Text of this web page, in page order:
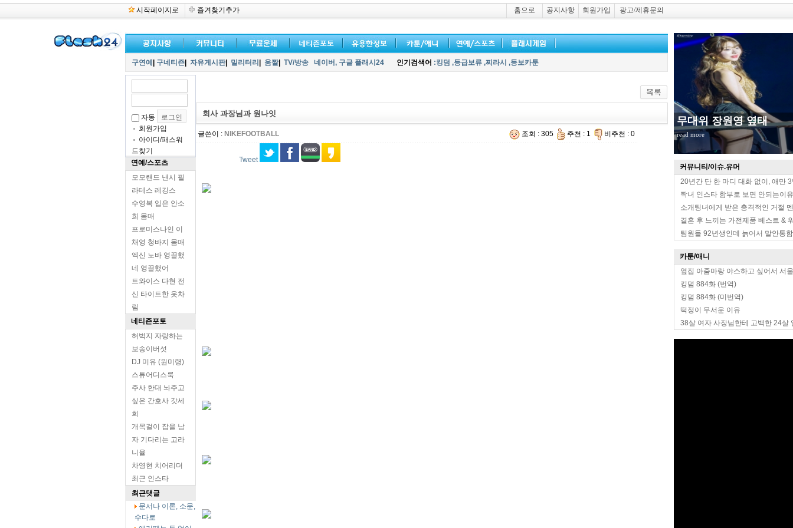
시작페이지로 즐겨찾기추가 홈으로 공지사항 회원가입 광고/제휴문의
무대위 장원영 옆태
read more
커뮤니티/이슈.유머
20년간 단 한 마디 대화 없이, 애만
짝녀 인스타 함부로 보면 안되는이유
소개팅녀에게 받은 충격적인 거절
결혼 후 느끼는 가전제품 베스트 &
팀원들 92년생인데 늙어서 말안통
카툰/애니
옆집 아줌마랑 야스하고 싶어서 서
킹덤 884화 (번역)
킹덤 884화 (미번역)
떡정이 무서운 이유
38살 여자 사장님한테 고백한 24살
구연예 구네티즌 자유게시판| 밀리터리 움짤| TV/방송 네이버, 구글 플래시24 인기검색어 :킹덤 ,등급보류 ,찌라시 ,등보카툰
자동
회원가입
아이디/패스워
드찾기
연예/스포츠
모모랜드 낸시 필
라테스 레깅스
수영복 입은 안소
희 몸매
프로미스나인 이
채영 청바지 몸매
엑신 노바 영끌했
네 영끌했어
트와이스 다현 전
신 타이트한 옷차
림
네티즌포토
허벅지 자랑하는
보송이버섯
DJ 미유 (원미령)
스튜어디스룩
주사 한대 놔주고
싶은 간호사 갓세
희
개목걸이 잡을 남
자 기다리는 고라
니율
차영현 치어리더
최근 인스타
최근댓글
문서나 이론, 소문,
수다로
회사 과장님과 원나잇
글쓴이 : NIKEFOOTBALL 조회 : 305 추천 : 1 비추천 : 0
Tweet